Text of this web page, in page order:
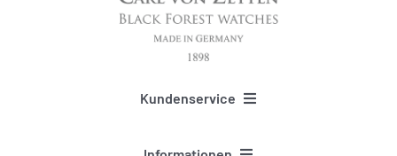
Kundenservice